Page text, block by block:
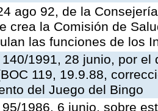
ago 92, de la
crea la Comisión de
las funciones de los
1991, 28 junio, por
119, 19.9.88,
del Juego del Bingo
1986, 6 junio, sobre